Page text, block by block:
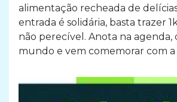
alimentação recheada de
entrada é solidária, basta trazer
não perecível. Anota na agenda,
mundo e vem comemorar com